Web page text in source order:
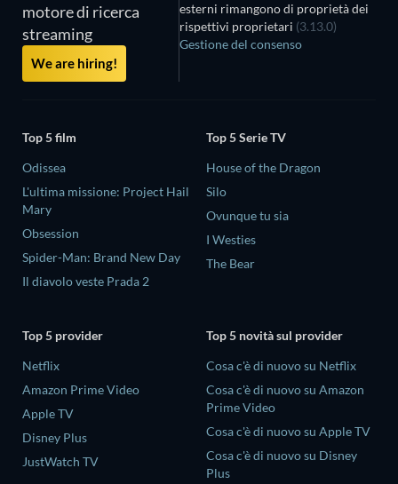
motore di ricerca
streaming
We are hiring!
esterni rimangono di proprietà dei
rispettivi proprietari (3.13.0)
Gestione del consenso
Top 5 film
Odissea
L'ultima missione: Project Hail
Mary
Obsession
Spider-Man: Brand New Day
Il diavolo veste Prada 2
Top 5 Serie TV
House of the Dragon
Silo
Ovunque tu sia
I Westies
The Bear
Top 5 provider
Netflix
Amazon Prime Video
Apple TV
Disney Plus
JustWatch TV
Top 5 novità sul provider
Cosa c'è di nuovo su Netflix
Cosa c'è di nuovo su Amazon
Prime Video
Cosa c'è di nuovo su Apple TV
Cosa c'è di nuovo su Disney
Plus